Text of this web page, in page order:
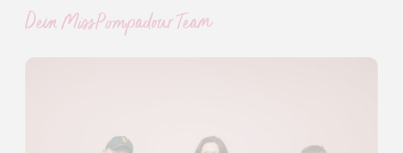
Dein MissPompadour Team